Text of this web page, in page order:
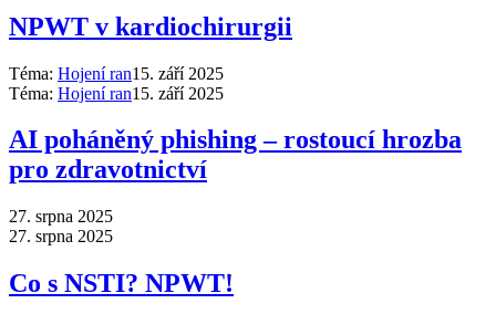
NPWT v kardiochirurgii
Téma: Hojení ran15. září 2025
Téma: Hojení ran15. září 2025
AI poháněný phishing –⁠ rostoucí hrozba
pro zdravotnictví
27. srpna 2025
27. srpna 2025
Co s NSTI? NPWT!